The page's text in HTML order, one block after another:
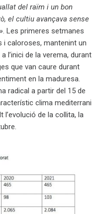
del raïm i un bon
el cultiu avançava sense
. Les primeres setmanes
i caloroses, mantenint un
l’inici de la verema, durant
que van caure durant
en la maduresa.
radical a partir del 15 de
clima mediterrani
l’evolució de la collita, la